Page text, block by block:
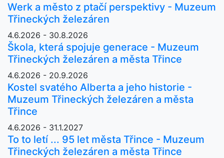
Werk a město z ptačí perspektivy - Muzeum
Třineckých železáren
4.6.2026 - 30.8.2026
Škola, která spojuje generace - Muzeum
Třineckých železáren a města Třince
4.6.2026 - 20.9.2026
Kostel svatého Alberta a jeho historie -
Muzeum Třineckých železáren a města
Třince
4.6.2026 - 31.1.2027
To to letí ... 95 let města Třince - Muzeum
Třineckých železáren a města Třince